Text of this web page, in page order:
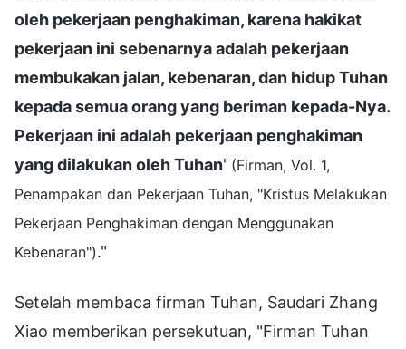
oleh pekerjaan penghakiman, karena hakikat
pekerjaan ini sebenarnya adalah pekerjaan
membukakan jalan, kebenaran, dan hidup Tuhan
kepada semua orang yang beriman kepada-Nya.
Pekerjaan ini adalah pekerjaan penghakiman
yang dilakukan oleh Tuhan' (Firman, Vol. 1,
Penampakan dan Pekerjaan Tuhan, "Kristus Melakukan
Pekerjaan Penghakiman dengan Menggunakan
Kebenaran")."
Setelah membaca firman Tuhan, Saudari Zhang
Xiao memberikan persekutuan, "Firman Tuhan